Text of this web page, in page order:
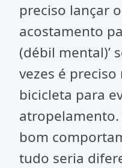
preciso lançar
acostamento
(débil mental)’
vezes é
bicicleta para
atropelamento.
bom
tudo seria